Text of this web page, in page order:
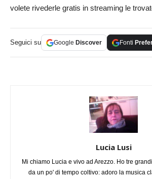
volete rivederle gratis in streaming le
Seguici su Google Discover Fonti
Lucia Lusi
Mi chiamo Lucia e vivo ad Arezzo. Ho tre
da un po' di tempo coltivo: adoro la musica